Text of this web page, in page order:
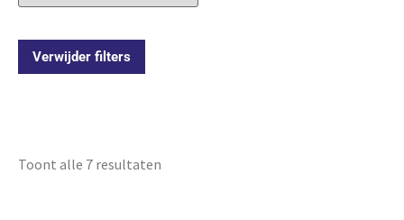
Verwijder filters
Toont alle 7 resultaten